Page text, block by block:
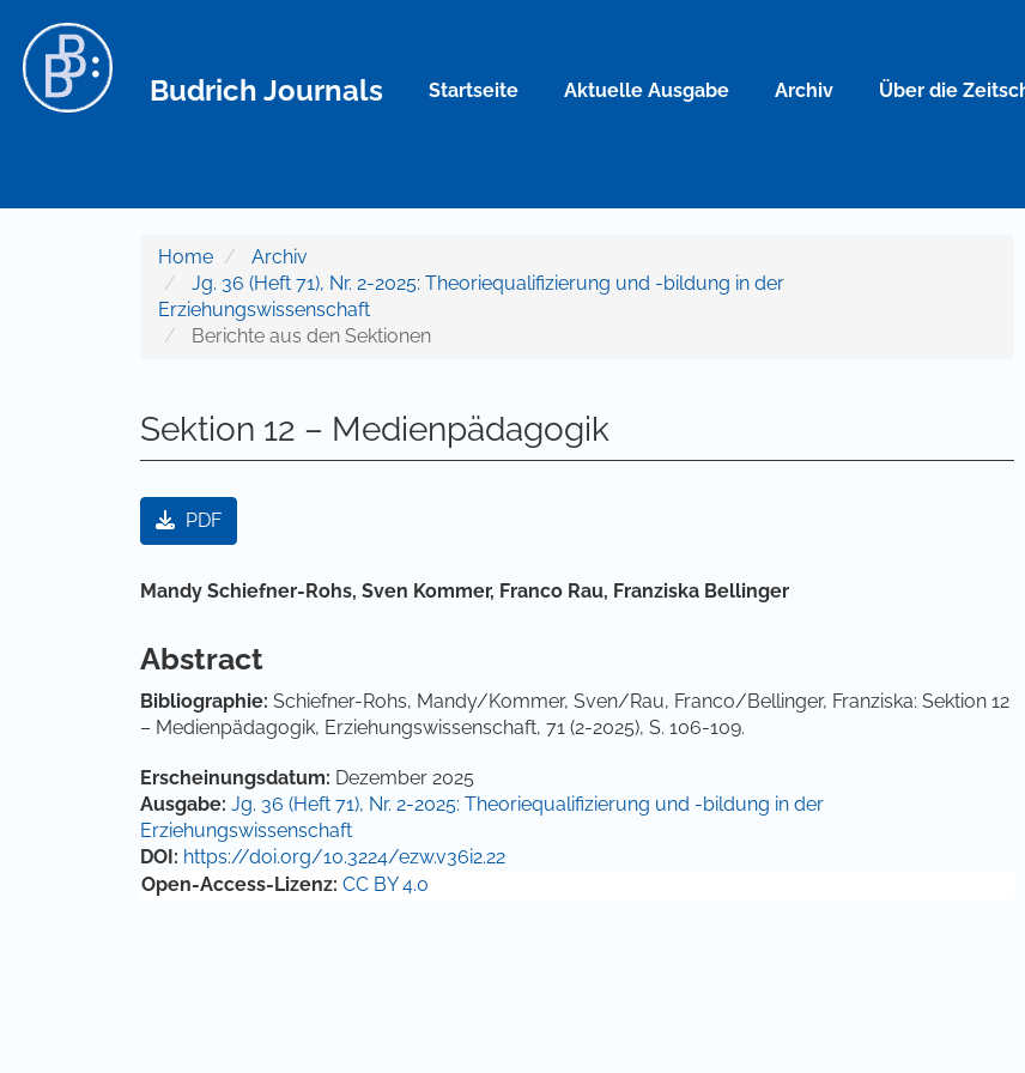
Hauptinhalt
Sidebar
Budrich Journals Startseite Aktuelle Ausgabe Archiv Über die
Home
Archiv
Jg. 36 (Heft 71), Nr. 2-2025: Theoriequalifizierung und -bildung in der
Erziehungswissenschaft
Berichte aus den Sektionen
Sektion 12 – Medienpädagogik
Artikel-Sidebar
PDF
Hauptsächlicher Artikelinhalt
Mandy Schiefner-Rohs, Sven Kommer, Franco Rau, Franziska Bellinger
Abstract
Bibliographie: Schiefner-Rohs, Mandy/Kommer, Sven/Rau, Franco/Bellinger, Franziska: Sektion 12
– Medienpädagogik, Erziehungswissenschaft, 71 (2-2025), S. 106-109.
Artikel-Details
Erscheinungsdatum: Dezember 2025
Ausgabe: Jg. 36 (Heft 71), Nr. 2-2025: Theoriequalifizierung und -bildung in der
Erziehungswissenschaft
DOI: https://doi.org/10.3224/ezw.v36i2.22
Open-Access-Lizenz: CC BY 4.0